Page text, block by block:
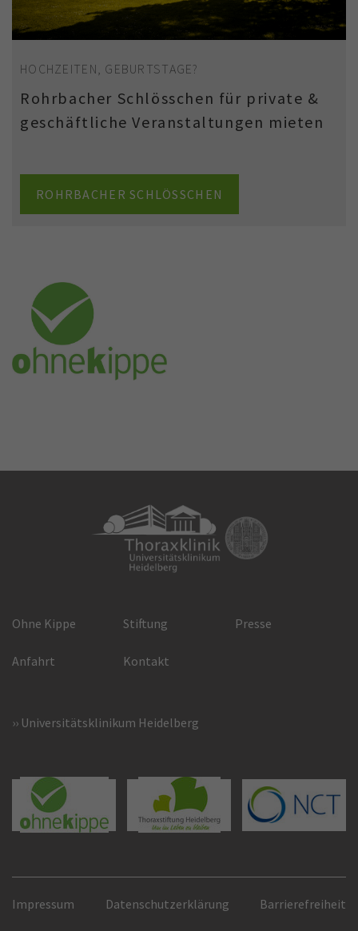
HOCHZEITEN, GEBURTSTAGE?
Rohrbacher Schlösschen für private &
geschäftliche Veranstaltungen mieten
ROHRBACHER SCHLÖSSCHEN
Ohne Kippe Stiftung Presse
Anfahrt Kontakt
Universitätsklinikum Heidelberg
Impressum Datenschutzerklärung Barrierefreiheit